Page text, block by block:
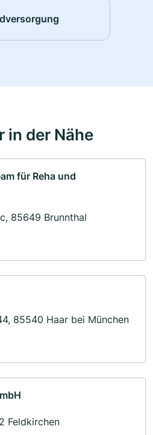
in der Nähe
für Reha und
85649 Brunnthal
85540 Haar bei München
Feldkirchen